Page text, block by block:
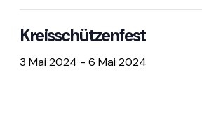
Kreisschützenfest
3 Mai 2024 - 6 Mai 2024